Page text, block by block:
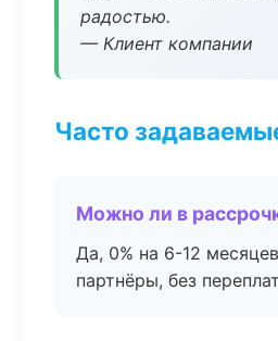
радостью.
— Клиент компании
Часто
Можно ли в
Да, 0% на 6-12
партнёры, без